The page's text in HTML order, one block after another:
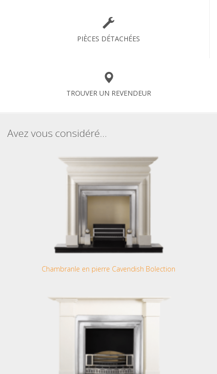
PIÈCES DÉTACHÉES
TROUVER UN REVENDEUR
Avez vous considéré...
Chambranle en pierre Cavendish Bolection